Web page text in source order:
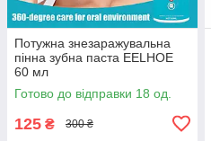
Потужна знезаражувальна
пінна зубна паста EELHOE
60 мл
Готово до відправки 18 од.
125 ₴ 300 ₴